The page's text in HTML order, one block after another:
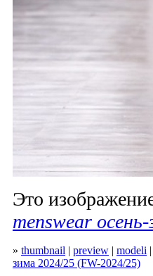
Это
menswear
» thumbnail | preview | modeli |
зима 2024/25 (FW-2024/25)